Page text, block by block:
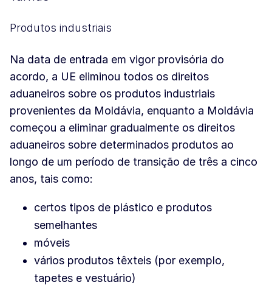
Produtos industriais
Na data de entrada em vigor provisória do
acordo, a UE eliminou todos os direitos
aduaneiros sobre os produtos industriais
provenientes da Moldávia, enquanto a Moldávia
começou a eliminar gradualmente os direitos
aduaneiros sobre determinados produtos ao
longo de um período de transição de três a cinco
anos, tais como:
certos tipos de plástico e produtos
semelhantes
móveis
vários produtos têxteis (por exemplo,
tapetes e vestuário)